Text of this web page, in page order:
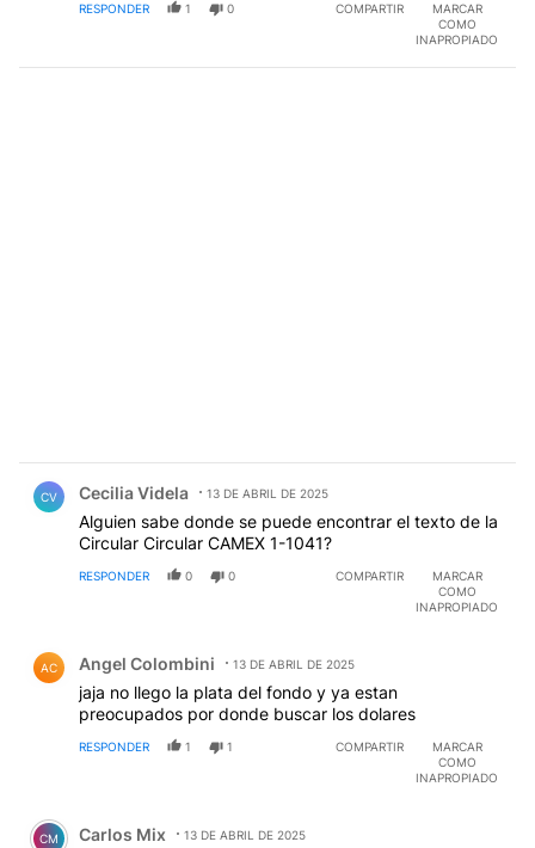
RESPONDER 1 0 COMPARTIR
MARCAR
COMO
INAPROPIADO
CV Cecilia Videla 13 DE ABRIL DE 2025
Alguien sabe donde se puede encontrar el texto de la
Circular Circular CAMEX 1-1041?
RESPONDER 0 0 COMPARTIR
MARCAR
COMO
INAPROPIADO
AC Angel Colombini 13 DE ABRIL DE 2025
jaja no llego la plata del fondo y ya estan
preocupados por donde buscar los dolares
RESPONDER 1 1 COMPARTIR
MARCAR
COMO
INAPROPIADO
Comentario de Carlos Mix.
CM Carlos Mix 13 DE ABRIL DE 2025